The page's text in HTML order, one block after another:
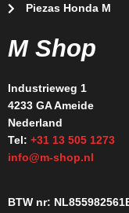
Piezas Honda M
M Shop
Industrieweg 1
4233 GA Ameide
Nederland
Tel: +31 13 505 1273
info@m-shop.nl
BTW nr: